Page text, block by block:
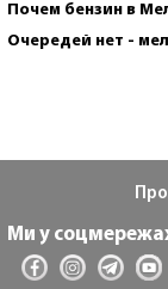
Почем бензин в
Очередей нет -
Ми у